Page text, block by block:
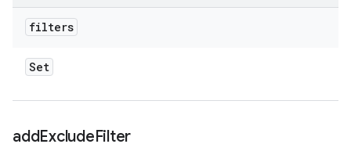
filters
Set
addExcludeFilter